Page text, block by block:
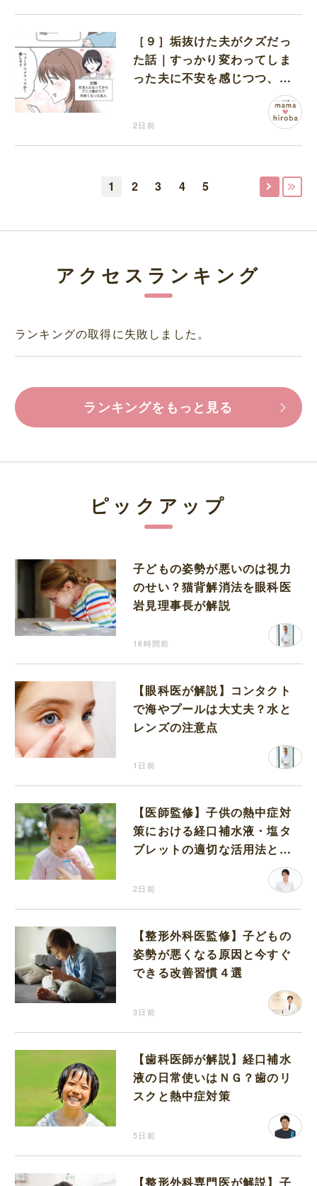
［９］垢抜けた夫がクズだっ
た話｜すっかり変わってしま
った夫に不安を感じつつ、友
人から誘われたアニメフェス
2日前
1 2 3 4 5
アクセスランキング
ランキングの取得に失敗しました。
ランキングをもっと見る
ピックアップ
子どもの姿勢が悪いのは視力
のせい？猫背解消法を眼科医
岩見理事長が解説
16時間前
【眼科医が解説】コンタクト
で海やプールは大丈夫？水と
レンズの注意点
1日前
【医師監修】子供の熱中症対
策における経口補水液・塩タ
ブレットの適切な活用法と水
2日前
【整形外科医監修】子どもの
姿勢が悪くなる原因と今すぐ
できる改善習慣４選
3日前
【歯科医師が解説】経口補水
液の日常使いはＮＧ？歯のリ
スクと熱中症対策
5日前
【整形外科専門医が解説】子